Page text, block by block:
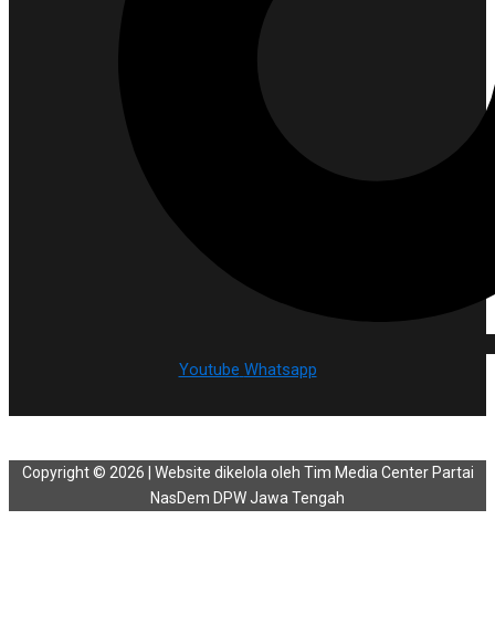
Youtube Whatsapp
Copyright © 2026 | Website dikelola oleh Tim Media Center Partai
NasDem DPW Jawa Tengah